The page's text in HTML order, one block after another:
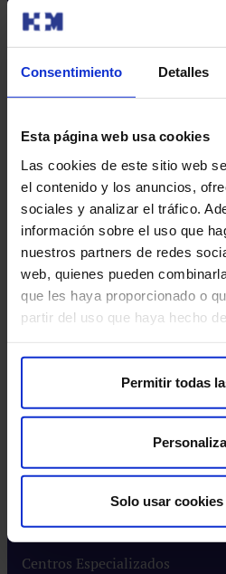
Consentimiento Detalles
Esta página web usa cookies
Las cookies de este sitio web
el contenido y los anuncios,
sociales y analizar el tráfico.
información sobre el uso que
nuestros partners de redes
web, quienes pueden
que les haya proporcionado o
partir del uso que haya hecho
Permitir todas
Solo usar
Excelencia en calidad​
Trabaja con nosotros​
Sostenibilidad​
Canal interno de información​
Más HM Hospitales
Fundación HM Hospitales​
Centro Universitario CUHMED​
Instituto HM Hospitales​
Intranet HM Hospitales​
HM CIOCC​
HM CIEC​
HM CINAC​
Enlaces de interés
Aseguradoras y mutuas​
Preguntas frecuentes​
Centros Especializados